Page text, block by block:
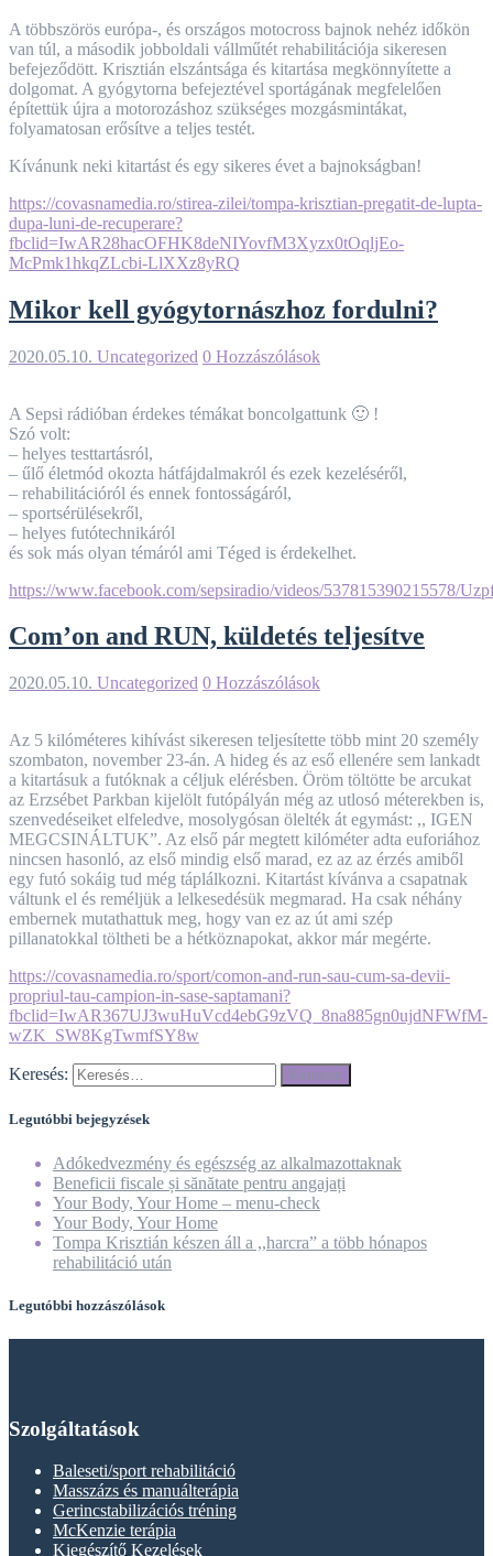
A többszörös európa-, és országos motocross bajnok nehéz időkön
van túl, a második jobboldali vállműtét rehabilitációja sikeresen
befejeződött. Krisztián elszántsága és kitartása megkönnyítette a
dolgomat. A gyógytorna befejeztével sportágának megfelelően
építettük újra a motorozáshoz szükséges mozgásmintákat,
folyamatosan erősítve a teljes testét.
Kívánunk neki kitartást és egy sikeres évet a bajnokságban!
https://covasnamedia.ro/stirea-zilei/tompa-krisztian-pregatit-de-lupta-
dupa-luni-de-recuperare?
fbclid=IwAR28hacOFHK8deNIYovfM3Xyzx0tOqljEo-
McPmk1hkqZLcbi-LlXXz8yRQ
Mikor kell gyógytornászhoz fordulni?
2020.05.10. Uncategorized 0 Hozzászólások
A Sepsi rádióban érdekes témákat boncolgattunk 🙂 !
Szó volt:
– helyes testtartásról,
– űlő életmód okozta hátfájdalmakról és ezek kezeléséről,
– rehabilitációról és ennek fontosságáról,
– sportsérülésekről,
– helyes futótechnikáról
és sok más olyan témáról ami Téged is érdekelhet.
https://www.facebook.com/sepsiradio/videos/
Com’on and RUN, küldetés teljesítve
2020.05.10. Uncategorized 0 Hozzászólások
Az 5 kilóméteres kihívást sikeresen teljesítette több mint 20 személy
szombaton, november 23-án. A hideg és az eső ellenére sem lankadt
a kitartásuk a futóknak a céljuk elérésben. Öröm töltötte be arcukat
az Erzsébet Parkban kijelölt futópályán még az utlosó méterekben is,
szenvedéseiket elfeledve, mosolygósan ölelték át egymást: ,, IGEN
MEGCSINÁLTUK”. Az első pár megtett kilóméter adta euforiához
nincsen hasonló, az első mindig első marad, ez az az érzés amiből
egy futó sokáig tud még táplálkozni. Kitartást kívánva a csapatnak
váltunk el és reméljük a lelkesedésük megmarad. Ha csak néhány
embernek mutathattuk meg, hogy van ez az út ami szép
pillanatokkal töltheti be a hétköznapokat, akkor már megérte.
https://covasnamedia.ro/sport/comon-and-run-sau-cum-sa-devii-
propriul-tau-campion-in-sase-saptamani?
fbclid=IwAR367UJ3wuHuVcd4ebG9zVQ_8na885gn0ujdNFWfM-
wZK_SW8KgTwmfSY8w
Keresés:
Legutóbbi bejegyzések
Adókedvezmény és egészség az alkalmazottaknak
Beneficii fiscale și sănătate pentru angajați
Your Body, Your Home – menu-check
Your Body, Your Home
Tompa Krisztián készen áll a ,,harcra” a több hónapos
rehabilitáció után
Legutóbbi hozzászólások
Szolgáltatások
Baleseti/sport rehabilitáció
Masszázs és manuálterápia
Gerincstabilizációs tréning
McKenzie terápia
Kiegészítő Kezelések